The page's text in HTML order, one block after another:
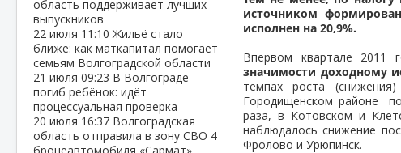
область поддерживает лучших
выпускников
22 июля 11:10Жильё стало
ближе: как маткапитал помогает
семьям Волгоградской области
21 июля 09:23 В Волгограде
погиб ребёнок: идёт
процессуальная проверка
20 июля 16:37 Волгоградская
область отправила в зону СВО 4
источником
исполнен на 20,9%.
Впервом квартале 2011
значимости доходному
темпах роста
Городищенском районе
раза, в Котовском и
наблюдалось снижение
Фролово и Урюпинск.